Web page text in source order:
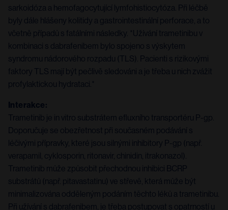
sarkoidóza a hemofagocytující lymfohistiocytóza. Při léčbě
byly dále hlášeny kolitidy a gastrointestinální perforace, a to
včetně případů s fatálními následky. *Užívání trametinibu v
kombinaci s dabrafenibem bylo spojeno s výskytem
syndromu nádorového rozpadu (TLS). Pacienti s rizikovými
faktory TLS mají být pečlivě sledováni a je třeba u nich zvážit
profylaktickou hydrataci.*
Interakce:
Trametinib je in vitro substrátem efluxního transportéru P-gp.
Doporučuje se obezřetnost při současném podávání s
léčivými přípravky, které jsou silnými inhibitory P-gp (např.
verapamil, cyklosporin, ritonavir, chinidin, itrakonazol).
Trametinib může způsobit přechodnou inhibici BCRP
substrátů (např. pitavastatinu) ve střevě, která může být
minimalizována odděleným podáním těchto léků a trametinibu.
Při užívání s dabrafenibem, je třeba postupovat s opatrností u